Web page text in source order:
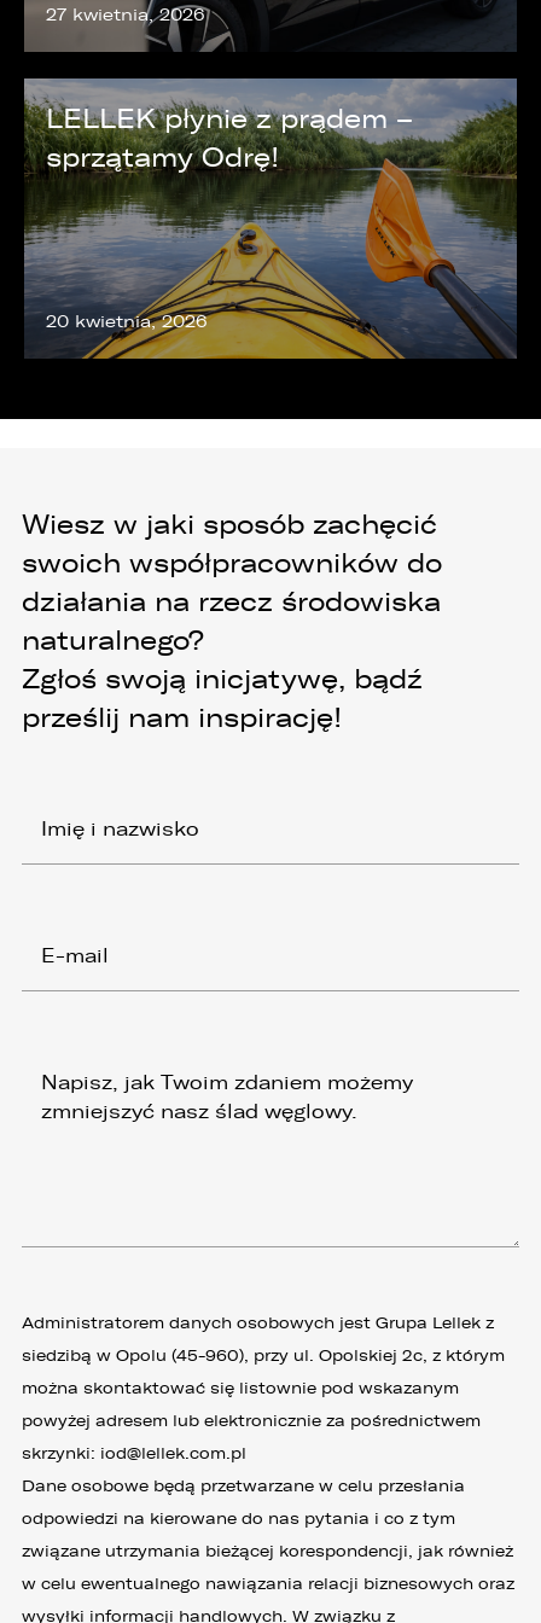
27 kwietnia, 2026
LELLEK płynie z prądem –
sprzątamy Odrę!
20 kwietnia, 2026
Wiesz w jaki sposób zachęcić
swoich współpracowników do
działania na rzecz środowiska
naturalnego?
Zgłoś swoją inicjatywę, bądź
prześlij nam inspirację!
Administratorem danych osobowych jest Grupa Lellek z
siedzibą w Opolu (45-960), przy ul. Opolskiej 2c, z którym
można skontaktować się listownie pod wskazanym
powyżej adresem lub elektronicznie za pośrednictwem
skrzynki: iod@lellek.com.pl
Dane osobowe będą przetwarzane w celu przesłania
odpowiedzi na kierowane do nas pytania i co z tym
związane utrzymania bieżącej korespondencji, jak również
w celu ewentualnego nawiązania relacji biznesowych oraz
wysyłki informacji handlowych. W związku z
5. Dane udostępnione przez Państwa nie będą
przetwarzane w sposób zautomatyzowany i nie
będą podlegały profilowaniu.
6. Administrator nie przekazuje danych
osobowych do państwa trzeciego lub
organizacji międzynarodowej.